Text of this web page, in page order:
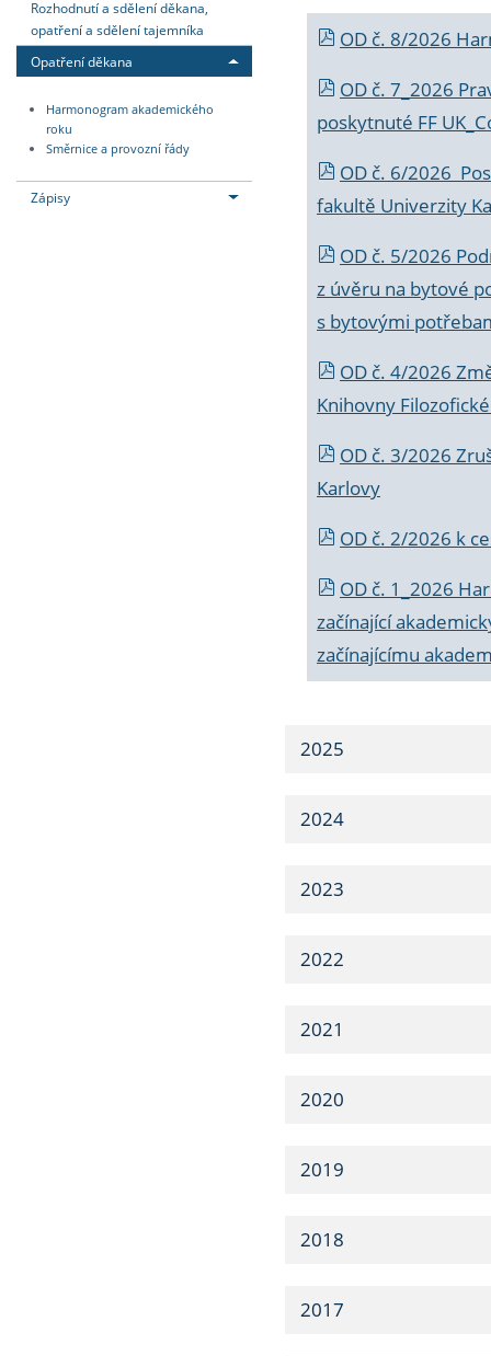
Rozhodnutí a sdělení děkana,
opatření a sdělení tajemníka
Opatření děkana
Harmonogram akademického
roku
Směrnice a provozní řády
Zápisy
OD č. 8/2026
OD č. 7_2026
poskytnuté FF
OD č. 6/2026
fakultě Univerzity
OD č. 5/2026
z úvěru na bytové
s bytovými
OD č. 4/2026
Knihovny
OD č. 3/2026
Karlovy
OD č. 2/2026 k
OD č. 1_2026
začínající
začínajícímu
2025
2024
2023
2022
2021
2020
2019
2018
2017